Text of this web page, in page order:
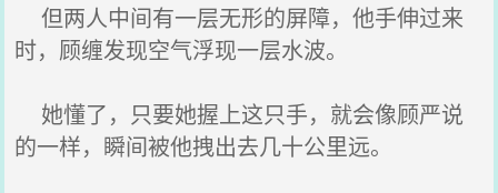
但两人中间有一层无形的屏障，他手伸过来
时，顾缠发现空气浮现一层水波。
她懂了，只要她握上这只手，就会像顾严说
的一样，瞬间被他拽出去几十公里远。